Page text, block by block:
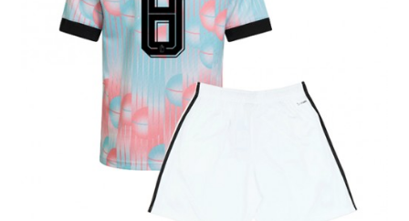
Zaključek nakupa